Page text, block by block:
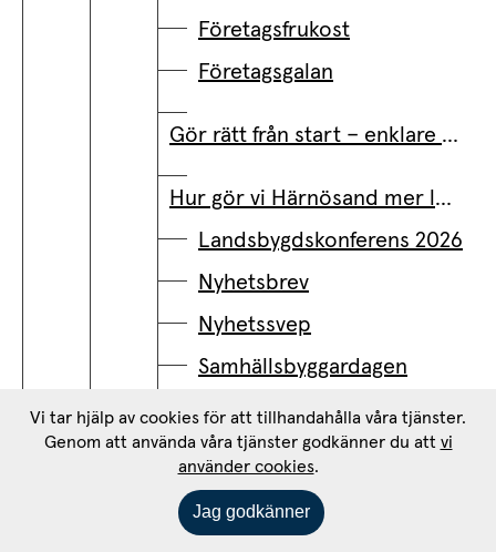
Företagsfrukost
Företagsgalan
Gör rätt från start – enklare och smidigare med Företagssupport
Hur gör vi Härnösand mer levande och attraktivt?
Landsbygdskonferens 2026
Nyhetsbrev
Nyhetssvep
Samhällsbyggardagen
Seminarium - Kommunalt framtidssäkrad matfisk
Vendela Business Day
Vill ditt företag ha ett besök?
Vi tar hjälp av cookies för att tillhandahålla våra tjänster.
Genom att använda våra tjänster godkänner du att vi
använder cookies.
Jag godkänner